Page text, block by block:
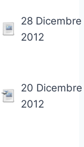
28 Dicembre
2012
20 Dicembre
2012